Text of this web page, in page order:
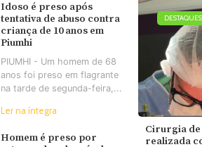
Idoso é preso após
tentativa de abuso contra
criança de 10 anos em
Piumhi
PIUMHI - Um homem de 68
anos foi preso em flagrante
na tarde de segunda-feira,...
Ler na íntegra
Homem é preso por
DESTAQUES
Cirurgia
realizada